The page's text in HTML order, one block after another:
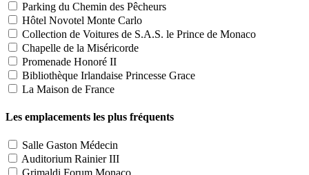
Parking du Chemin des Pêcheurs
Hôtel Novotel Monte Carlo
Collection de Voitures de S.A.S. le Prince de Monaco
Chapelle de la Miséricorde
Promenade Honoré II
Bibliothèque Irlandaise Princesse Grace
La Maison de France
Les emplacements les plus fréquents
Salle Gaston Médecin
Auditorium Rainier III
Grimaldi Forum Monaco